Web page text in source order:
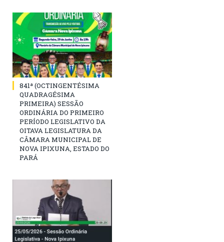
841ª (OCTINGENTÉSIMA
QUADRAGÉSIMA
PRIMEIRA) SESSÃO
ORDINÁRIA DO PRIMEIRO
PERÍODO LEGISLATIVO DA
OITAVA LEGISLATURA DA
CÂMARA MUNICIPAL DE
NOVA IPIXUNA, ESTADO DO
PARÁ